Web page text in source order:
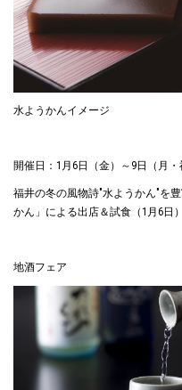
水ようかんイメージ
開催日：1月6日（金）～9日（月
福井の冬の風物詩"水ようかん"を
かん」による出店＆試食（1月6日
地酒フェア